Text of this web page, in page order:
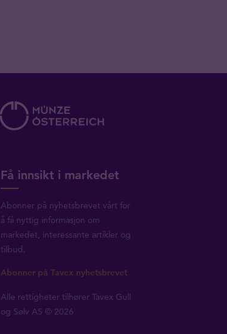
Få innsikt i markedet
Abonner på nyhetsbrevet vårt for
å få nyttig informasjon om
markedet, interessante artikler og
tilbud.
Abonner på Tavex nyhetsbrevet
Alle rettigheter tilhører Tavex Gull
og Sølv AS © 2026